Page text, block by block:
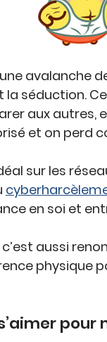
avalanche
la séduction.
aux autres,
et on perd
sur les
en soi et
aussi
physique